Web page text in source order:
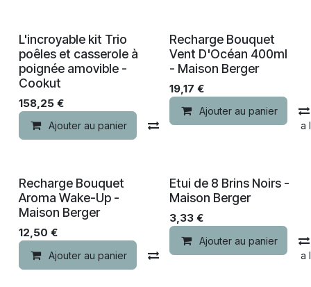
L'incroyable kit Trio
poêles et casserole à
poignée amovible -
Cookut
158,25 €
Ajouter au panier Comparer Ajouter à la
Recharge Bouquet
Vent D'Océan 400ml
- Maison Berger
19,17 €
Ajouter au panier
Recharge Bouquet
Aroma Wake-Up -
Maison Berger
12,50 €
Ajouter au panier Comparer Ajouter à la
Etui de 8 Brins Noirs -
Maison Berger
3,33€
Ajouter au panier